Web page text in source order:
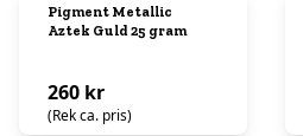
Pigment Metallic
Aztek Guld 25 gram
260 kr
(Rek ca. pris)